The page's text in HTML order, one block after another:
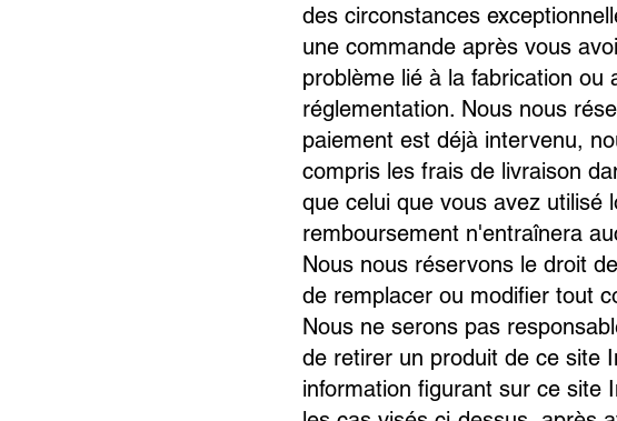
des circonstances
une commande après vous
problème lié à la fabrication
réglementation. Nous nous
paiement est déjà intervenu,
compris les frais de livraison
que celui que vous avez utilisé
remboursement n'entraînera
Nous nous réservons le droit
de remplacer ou modifier tout
Nous ne serons pas
de retirer un produit de ce site
information figurant sur ce site